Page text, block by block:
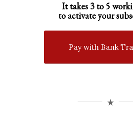
It takes 3 to 5
to activate your
Pay with Bank